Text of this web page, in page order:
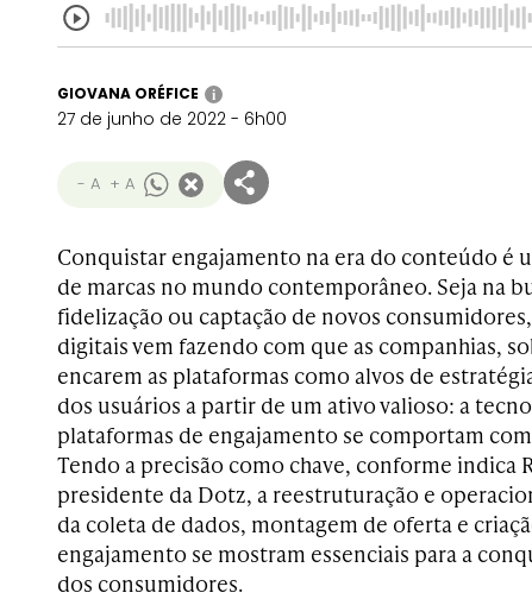
GIOVANA ORÉFICE i
27 de junho de 2022 - 6h00
- A + A
Conquistar engajamento na era do conteúdo é
de marcas no mundo contemporâneo. Seja na
fidelização ou captação de novos
digitais vem fazendo com que as companhias,
encarem as plataformas como alvos de
dos usuários a partir de um ativo valioso: a
plataformas de engajamento se comportam
Tendo a precisão como chave, conforme indica
presidente da Dotz, a reestruturação e
da coleta de dados, montagem de oferta e
engajamento se mostram essenciais para a
dos consumidores.